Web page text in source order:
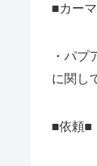
■カー
・パプ
に関し
■依頼■